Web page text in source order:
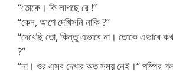
“তোকে। কি লাগছে রে !”
“কেন, আগে দেখিসনি নাকি ?”
“দেখেছি তো, কিন্তু এভাবে না। তোকে এভাবে
?”
“না। ওর এসব দেখার অত সময় নেই।“ পম্পির